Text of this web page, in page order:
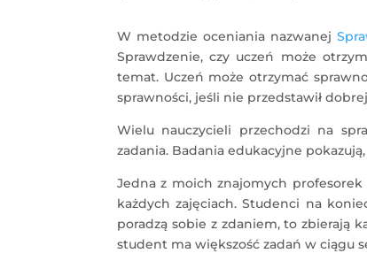
W metodzie oceniania nazwanej
Sprawdzenie, czy uczeń może
temat. Uczeń może otrzymać
sprawności, jeśli nie przedstawił
Wielu nauczycieli przechodzi na
zadania. Badania edukacyjne
Jedna z moich znajomych
każdych zajęciach. Studenci na
poradzą sobie z zdaniem, to zbierają
student ma większość zadań w ciągu